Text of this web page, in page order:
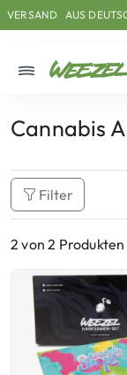
Skip to main
Direkt zum Inhalt
Weiter zum Footer
VERSAND AUS
Cannabis
Filter
2 von 2